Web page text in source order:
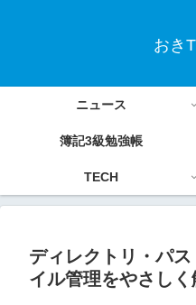
おき
ニュース
簿記3級勉強帳
TECH
ディレクトリ・パ
イル管理をやさしく